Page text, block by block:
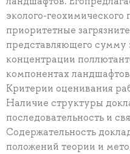
эколого-
приоритетные
представляющего сумму
концентрации
компонентах
Критерии оценивания
Наличие структуры
последовательность и
Содержательность
положений теории и